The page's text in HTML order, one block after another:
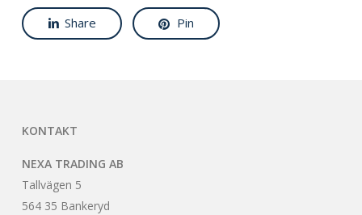
Share Pin
KONTAKT
NEXA TRADING AB
Tallvägen 5
564 35 Bankeryd